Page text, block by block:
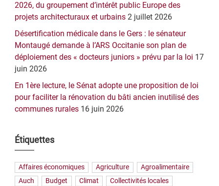
2026, du groupement d’intérêt public Europe des
projets architecturaux et urbains 2 juillet 2026
Désertification médicale dans le Gers : le sénateur
Montaugé demande à l’ARS Occitanie son plan de
déploiement des « docteurs juniors » prévu par la loi 17
juin 2026
En 1ère lecture, le Sénat adopte une proposition de loi
pour faciliter la rénovation du bâti ancien inutilisé des
communes rurales 16 juin 2026
Étiquettes
Affaires économiques Agriculture
Agroalimentaire
Auch
Budget Climat
Collectivités locales